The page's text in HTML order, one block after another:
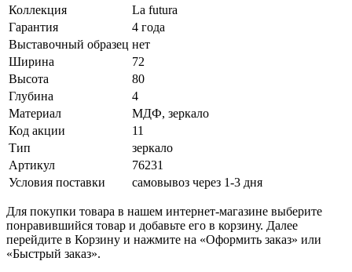
Коллекция
La futura
Гарантия
4 года
Выставочный образец нет
Ширина
72
Высота
80
Глубина
4
Материал
МДФ, зеркало
Код акции
11
Тип
зеркало
Артикул
76231
Условия поставки
самовывоз через 1-3 дня
Для покупки товара в нашем интернет-магазине выберите
понравившийся товар и добавьте его в корзину. Далее
перейдите в Корзину и нажмите на «Оформить заказ» или
«Быстрый заказ».